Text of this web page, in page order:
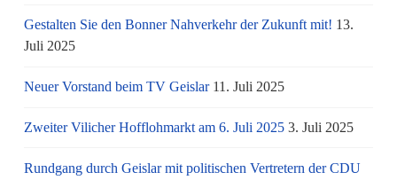
Gestalten Sie den Bonner Nahverkehr der Zukunft mit! 13.
Juli 2025
Neuer Vorstand beim TV Geislar 11. Juli 2025
Zweiter Vilicher Hofflohmarkt am 6. Juli 2025 3. Juli 2025
Rundgang durch Geislar mit politischen Vertretern der CDU